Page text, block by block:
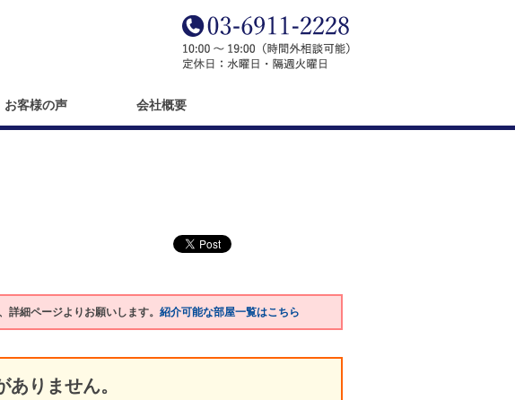
お客様の声 会社概要
細ページよりお願いします。 紹介可能な部屋一覧はこちら
りません。